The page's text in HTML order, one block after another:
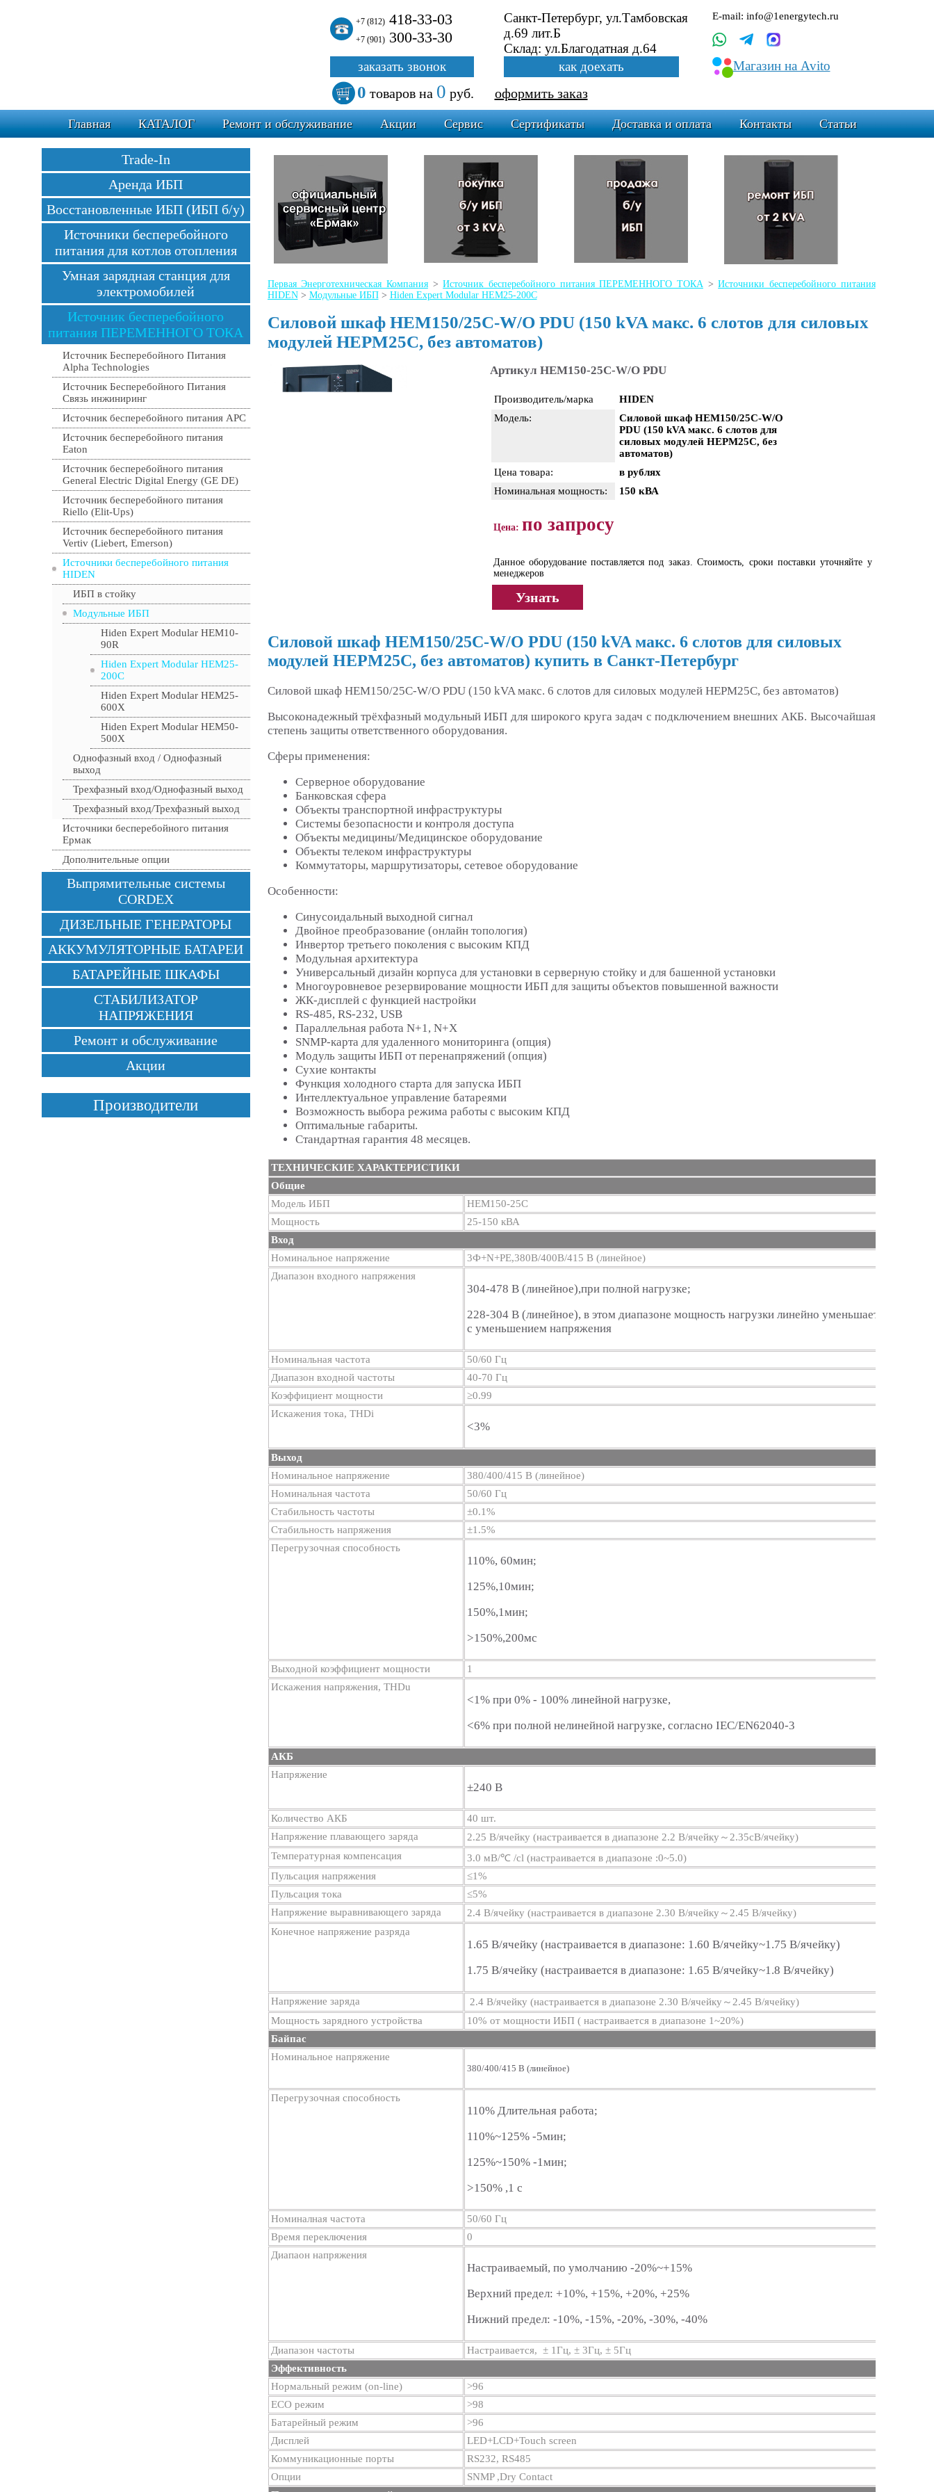
+7 (812)418-33-03
+7 (901)300-33-30
Санкт-Петербург, ул.Тамбовская
д.69 лит.Б
Склад: ул.Благодатная д.64
E-mail: info@1energytech.ru
Магазин на Avito
заказать звонок как доехать
0 товаровна 0 руб. оформить заказ
Главная КАТАЛОГ Ремонт и обслуживание Акции Сервис Сертификаты Доставка и оплата Контакты Статьи
Первая Энерготехническая Компания>Источник бесперебойного питания ПЕРЕМЕННОГО ТОКА>Источники бесперебойного питания
HIDEN> Модульные ИБП> Hiden Expert Modular HEM25-200C
Силовой шкаф HEM150/25C-W/O PDU (150 kVA макс. 6 слотов для силовых
модулей HEPM25C, без автоматов)
Артикул HEM150-25C-W/O PDU
Производитель/марка
HIDEN
Модель:
Силовой шкаф HEM150/25C-W/O
PDU (150 kVA макс. 6 слотов для
силовых модулей HEPM25C, без
автоматов)
Цена товара:
в рублях
Номинальная мощность:
150 кВА
Цена: по запросу
Данное оборудование поставляется под заказ. Стоимость, сроки поставки уточняйте у
менеджеров
Узнать
Силовой шкаф HEM150/25C-W/O PDU (150 kVA макс. 6 слотов для силовых
модулей HEPM25C, без автоматов) купить в Санкт-Петербург
Силовой шкаф HEM150/25C-W/O PDU (150 kVA макс. 6 слотов для силовых модулей HEPM25C, без автоматов)
Высоконадежный трёхфазный модульный ИБП для широкого круга задач с подключением внешних АКБ. Высочайшая
степень защиты ответственного оборудования.
Сферы применения:
Серверное оборудование
Банковская сфера
Объекты транспортной инфраструктуры
Системы безопасности и контроля доступа
Объекты медицины/Медицинское оборудование
Объекты телеком инфраструктуры
Коммутаторы, маршрутизаторы, сетевое оборудование
Особенности:
Синусоидальный выходной сигнал
Двойное преобразование (онлайн топология)
Инвертор третьего поколения с высоким КПД
Модульная архитектура
Универсальный дизайн корпуса для установки в серверную стойку и для башенной установки
Многоуровневое резервирование мощности ИБП для защиты объектов повышенной важности
ЖК-дисплей с функцией настройки
RS-485, RS-232, USB
Параллельная работа N+1, N+X
SNMP-карта для удаленного мониторинга (опция)
Модуль защиты ИБП от перенапряжений (опция)
Сухие контакты
Функция холодного старта для запуска ИБП
Интеллектуальное управление батареями
Возможность выбора режима работы с высоким КПД
Оптимальные габариты.
Стандартная гарантия 48 месяцев.
ТЕХНИЧЕСКИЕ ХАРАКТЕРИСТИКИ
Общие
Модель ИБП
HEM150-25C
Мощность
25-150 кВА
Вход
Номинальное напряжение
3Ф+N+PE,380В/400В/415 В (линейное)
Диапазон входного напряжения
304-478 В (линейное),при полной нагрузке;
228-304 В (линейное), в этом диапазоне мощность нагрузки линейно уменьшается
с уменьшением напряжения
Номинальная частота
50/60 Гц
Диапазон входной частоты
40-70 Гц
Коэффициент мощности
≥0.99
Искажения тока, THDi
<3%
Выход
Номинальное напряжение
380/400/415 В (линейное)
Номинальная частота
50/60 Гц
Стабильность частоты
±0.1%
Стабильность напряжения
±1.5%
Перегрузочная способность
110%, 60мин;
125%,10мин;
150%,1мин;
>150%,200мс
Выходной коэффициент мощности
1
Искажения напряжения, THDu
<1% при 0% - 100% линейной нагрузке,
<6% при полной нелинейной нагрузке, согласно IEC/EN62040-3
АКБ
Напряжение
±240 В
Количество АКБ
40 шт.
Напряжение плавающего заряда
2.25 В/ячейку (настраивается в диапазоне 2.2 В/ячейку～2.35сВ/ячейку)
Температурная компенсация
3.0 мВ/℃ /cl (настраивается в диапазоне :0~5.0)
Пульсация напряжения
≤1%
Пульсация тока
≤5%
Напряжение выравнивающего заряда
2.4 В/ячейку (настраивается в диапазоне 2.30 В/ячейку～2.45 В/ячейку)
Конечное напряжение разряда
1.65 В/ячейку (настраивается в диапазоне: 1.60 В/ячейку~1.75 В/ячейку)
1.75 В/ячейку (настраивается в диапазоне: 1.65 В/ячейку~1.8 В/ячейку)
Напряжение заряда
2.4 В/ячейку (настраивается в диапазоне 2.30 В/ячейку～2.45 В/ячейку)
Мощность зарядного устройства
10% от мощности ИБП ( настраивается в диапазоне 1~20%)
Байпас
Номинальное напряжение
380/400/415 В (линейное)
Перегрузочная способность
110% Длительная работа;
110%~125% -5мин;
125%~150% -1мин;
>150% ,1 с
Номиналная частота
50/60 Гц
Время переключения
0
Диапаон напряжения
Настраиваемый, по умолчанию -20%~+15%
Верхний предел: +10%, +15%, +20%, +25%
Нижний предел: -10%, -15%, -20%, -30%, -40%
Диапазон частоты
Настраивается, ± 1Гц, ± 3Гц, ± 5Гц
Эффективность
Нормальный режим (on-line)
>96
ECO режим
>98
Батарейный режим
>96
Дисплей
LED+LCD+Touch screen
Коммуникационные порты
RS232, RS485
Опции
SNMP ,Dry Contact
Trade-In
Аренда ИБП
Восстановленные ИБП (ИБП б/у)
Источники бесперебойного
питания для котлов отопления
Умная зарядная станция для
электромобилей
Источник бесперебойного
питания ПЕРЕМЕННОГО ТОКА
Источник Бесперебойного Питания
Alpha Technologies
Источник Бесперебойного Питания
Связь инжиниринг
Источник бесперебойного питания APC
Источник бесперебойного питания
Eaton
Источник бесперебойного питания
General Electric Digital Energy (GE DE)
Источник бесперебойного питания
Riello (Elit-Ups)
Источник бесперебойного питания
Vertiv (Liebert, Emerson)
Источники бесперебойного питания
HIDEN
ИБП в стойку
Модульные ИБП
Hiden Expert Modular HEM10-
90R
Hiden Expert Modular HEM25-
200C
Hiden Expert Modular HEM25-
600X
Hiden Expert Modular HEM50-
500X
Однофазный вход / Однофазный
выход
Трехфазный вход/Однофазный выход
Трехфазный вход/Трехфазный выход
Источники бесперебойного питания
Ермак
Дополнительные опции
Выпрямительные системы
CORDEX
ДИЗЕЛЬНЫЕ ГЕНЕРАТОРЫ
АККУМУЛЯТОРНЫЕ БАТАРЕИ
БАТАРЕЙНЫЕ ШКАФЫ
СТАБИЛИЗАТОР
НАПРЯЖЕНИЯ
Ремонт и обслуживание
Акции
Производители